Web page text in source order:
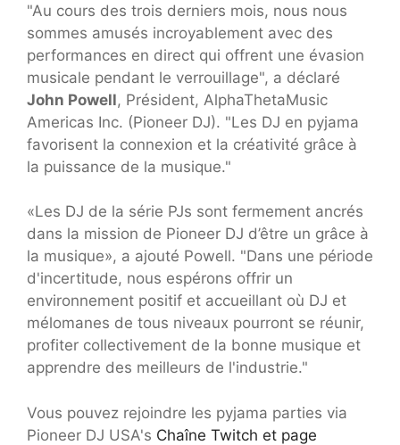
"Au cours des trois derniers mois, nous nous
sommes amusés incroyablement avec des
performances en direct qui offrent une évasion
musicale pendant le verrouillage", a déclaré
John Powell, Président, AlphaThetaMusic
Americas Inc. (Pioneer DJ). "Les DJ en pyjama
favorisent la connexion et la créativité grâce à
la puissance de la musique."
«Les DJ de la série PJs sont fermement ancrés
dans la mission de Pioneer DJ d’être un grâce à
la musique», a ajouté Powell. "Dans une période
d'incertitude, nous espérons offrir un
environnement positif et accueillant où DJ et
mélomanes de tous niveaux pourront se réunir,
profiter collectivement de la bonne musique et
apprendre des meilleurs de l'industrie."
Vous pouvez rejoindre les pyjama parties via
Pioneer DJ USA's Chaîne Twitch et page